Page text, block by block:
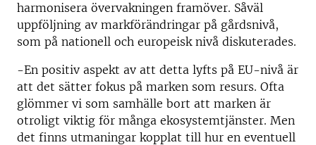
harmonisera övervakningen framöver. Såväl
uppföljning av markförändringar på gårdsnivå,
som på nationell och europeisk nivå diskuterades.
-En positiv aspekt av att detta lyfts på EU-nivå är
att det sätter fokus på marken som resurs. Ofta
glömmer vi som samhälle bort att marken är
otroligt viktig för många ekosystemtjänster. Men
det finns utmaningar kopplat till hur en eventuell